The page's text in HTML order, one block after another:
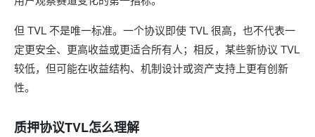
但 TVL 不是唯一标准。一个协议即使 TVL 很高，也不代表一
定更安全、更高收益或更适合所有人；相反，某些新协议 TVL
较低，但可能在收益结构、机制设计或资产支持上更有创新
性。
质押协议TVL怎么理解